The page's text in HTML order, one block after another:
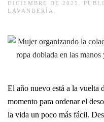
DICIEMBRE DE 2025
.
LAVANDERÍA
El año nuevo está a la vuelta
momento para ordenar el
la vida un poco más fácil.